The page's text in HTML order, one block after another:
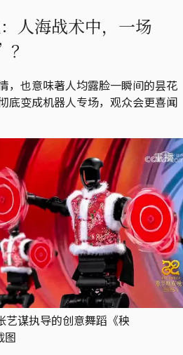
人海战术中，一场
，也意味著人均露脸一瞬间的昙花
底变成机器人专场，观众会更喜闻
艺谋执导的创意舞蹈《秧
图